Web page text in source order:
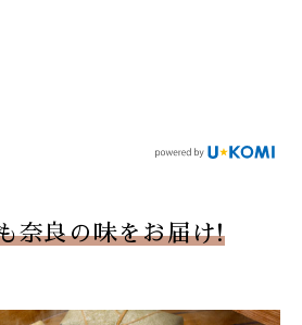
奈良の味をお届け!